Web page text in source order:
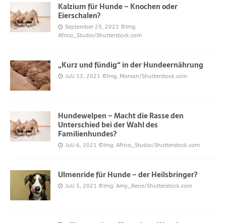
Kalzium für Hunde – Knochen oder
Eierschalen?
September 29, 2021 ©Img.
Africa_Studio/Shutterstock.com
„Kurz und fündig“ in der Hundeernährung
Juli 13, 2021 ©Img. Marsan/Shutterstock.com
Hundewelpen – Macht die Rasse den
Unterschied bei der Wahl des
Familienhundes?
Juli 6, 2021 ©Img. Africa_Studio/Shutterstock.com
Ulmenride für Hunde – der Heilsbringer?
Juli 5, 2021 ©Img. Amy_Rene/Shutterstock.com